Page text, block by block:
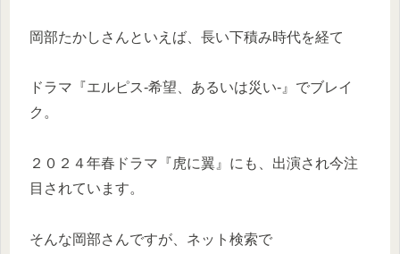
岡部たかしさんといえば、長い下積み時代を経て
ドラマ『エルピス-希望、あるいは災い-』でブレイ
ク。
２０２４年春ドラマ『虎に翼』にも、出演され今注
目されています。
そんな岡部さんですが、ネット検索で